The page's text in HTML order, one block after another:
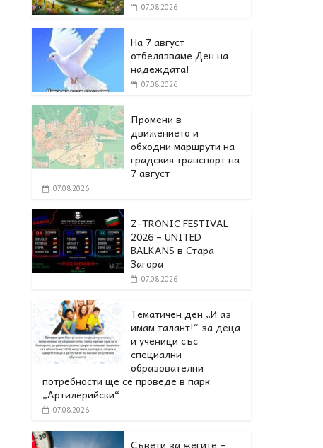
07.08.2026
На 7 август
отбелязваме Ден на
надеждата!
07.08.2026
Промени в
движението и
обходни маршрути на
градския транспорт на
7 август
07.08.2026
Z-TRONIC FESTIVAL
2026 – UNITED
BALKANS в Стара
Загора
07.08.2026
Тематичен ден „И аз
имам талант!“ за деца
и ученици със
специални
образователни
потребности ще се проведе в парк
„Артилерийски“
07.08.2026
Съвети за жегите –